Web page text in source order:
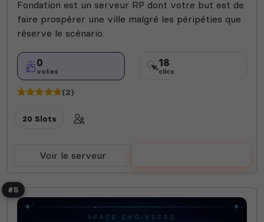
Fondation est un serveur RP dont votre but est de
faire prospérer une ville malgré les péripéties que
réserve le scénario.
0
votes
18
clics
(2)
20 Slots
Voir le serveur
#5